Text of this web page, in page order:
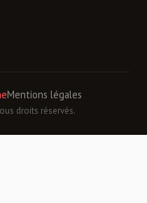
Mentions légales
droits réservés.